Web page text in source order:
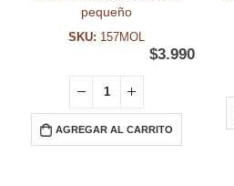
pequeño
SKU: 157MOL
$3.990
AGREGAR AL CARRITO